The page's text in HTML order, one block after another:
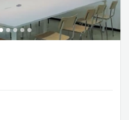
Reinickendorf